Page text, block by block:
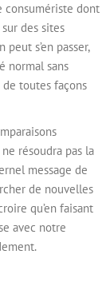
consumériste dont
des sites
s’en passer,
normal sans
toutes façons
résoudra pas la
message de
de nouvelles
qu’en faisant
avec notre